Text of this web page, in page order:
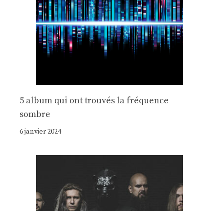
5 album qui ont trouvés la fréquence
sombre
6 janvier 2024